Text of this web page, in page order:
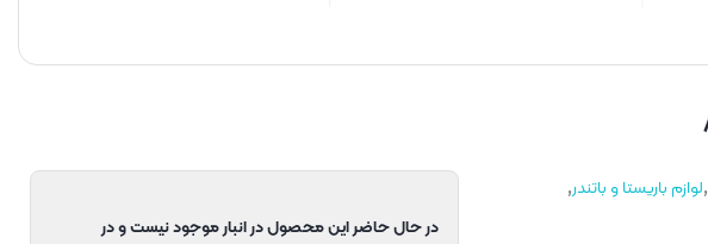
,لوازم باریستا و باتندر,
در حال حاضر این محصول در انبار موجود نیست و در